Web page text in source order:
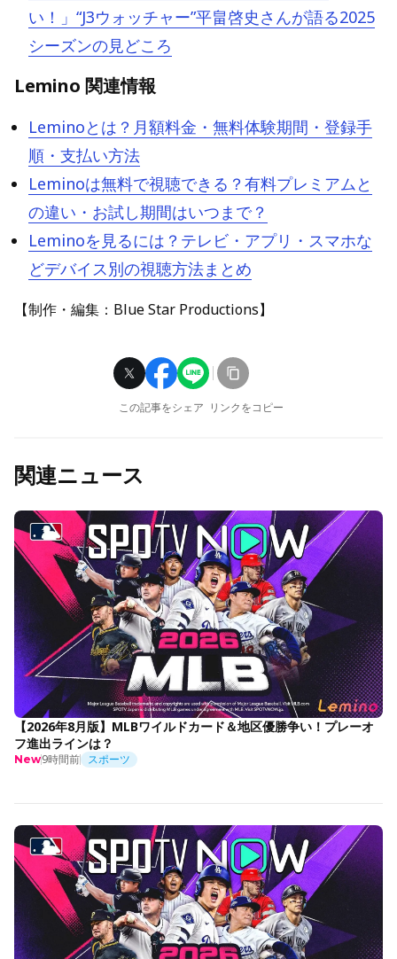
い！」“J3ウォッチャー”平畠啓史さんが語る2025
シーズンの見どころ
Lemino 関連情報
Leminoとは？月額料金・無料体験期間・登録手
順・支払い方法
Leminoは無料で視聴できる？有料プレミアムと
の違い・お試し期間はいつまで？
Leminoを見るには？テレビ・アプリ・スマホな
どデバイス別の視聴方法まとめ
【制作・編集：Blue Star Productions】
この記事をシェア リンクをコピー
関連ニュース
【2026年8月版】MLBワイルドカード＆地区優勝争い！プレーオ
フ進出ラインは？
New9時間前 スポーツ